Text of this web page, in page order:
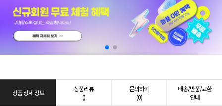
상품 상세 정보
상품리뷰
()
문의하기
(0)
배송/반품/교환
안내